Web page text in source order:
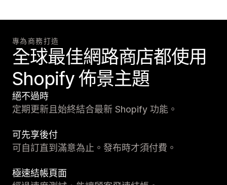
專為商務打造
全球最佳網路商店都使用
Shopify 佈景主題
絕不過時
定期更新且始終結合最新 Shopify 功能。
可先享後付
可自訂直到滿意為止。發布時才須付費。
極速結帳頁面